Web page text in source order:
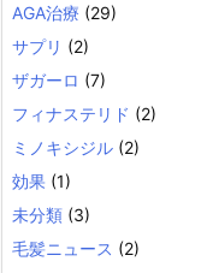
AGA治療 (29)
サプリ (2)
ザガーロ (7)
フィナステリド (2)
ミノキシジル (2)
効果 (1)
未分類 (3)
毛髪ニュース (2)